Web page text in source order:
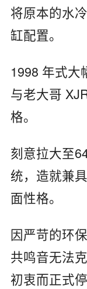
将原本的水
缸配置。
1998 年式大
与老大哥
格。
刻意拉大至
统，造就兼
面性格。
因严苛的环
共鸣音无法
初衷而正式停